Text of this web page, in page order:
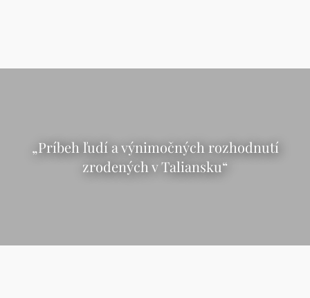
„Príbeh ľudí a výnimočných rozhodnutí
zrodených v Taliansku“